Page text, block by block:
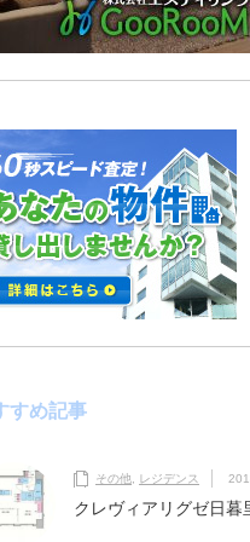
すめ記事
その他 レジデンス
クレヴィアリグゼ日暮